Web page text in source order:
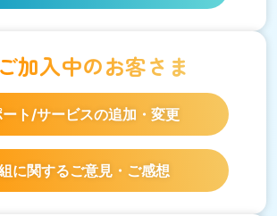
ご加入中のお客さま
ト/サービスの追加・変更
に関するご意見・ご感想